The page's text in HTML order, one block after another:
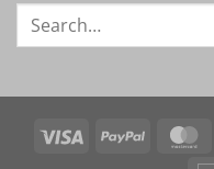
Search
Visa PayPal